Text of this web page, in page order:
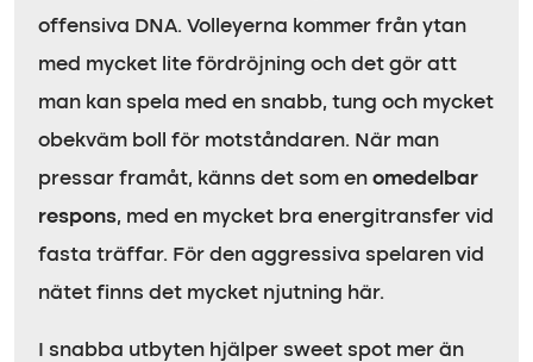
offensiva DNA. Volleyerna kommer från ytan
med mycket lite fördröjning och det gör att
man kan spela med en snabb, tung och mycket
obekväm boll för motståndaren. När man
pressar framåt, känns det som en omedelbar
respons, med en mycket bra energitransfer vid
fasta träffar. För den aggressiva spelaren vid
nätet finns det mycket njutning här.
I snabba utbyten hjälper sweet spot mer än